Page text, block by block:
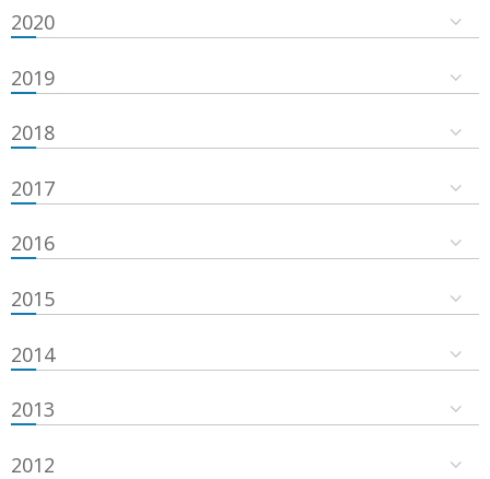
2020
2019
2018
2017
2016
2015
2014
2013
2012